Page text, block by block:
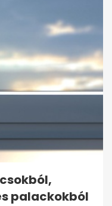
palackokból